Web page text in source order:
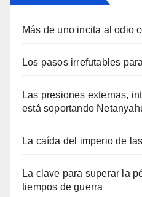
Más de uno incita al odio
Los pasos irrefutables
Las presiones externas,
está soportando
La caída del imperio de
La clave para superar la
tiempos de guerra